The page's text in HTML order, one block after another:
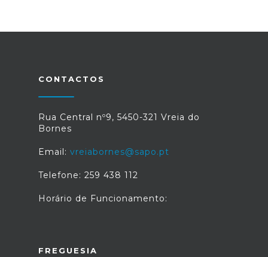
CONTACTOS
Rua Central nº9, 5450-321 Vreia do
Bornes
Email: vreiabornes@sapo.pt
Telefone: 259 438 112
Horário de Funcionamento:
FREGUESIA